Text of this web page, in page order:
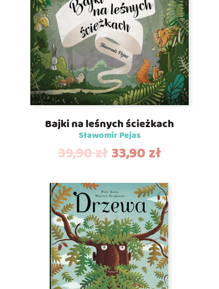
Bajki na leśnych ścieżkach
Sławomir Pejas
39,90zł33,90zł